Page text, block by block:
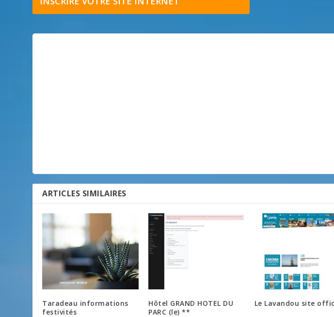
ARTICLES SIMILAIRES
Taradeau informations
festivités
Hôtel GRAND HOTEL DU
PARC (le) **
Le Lavandou site